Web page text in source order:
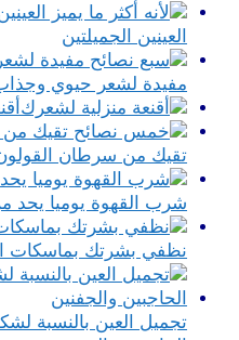
العينين الجميلتين
مفيدة لشعر حيوي
تقيك من سرطان
شرب القهوة يوميا يحد
نظفي بشرتك بماسكات
تجميل العين بالنسبة